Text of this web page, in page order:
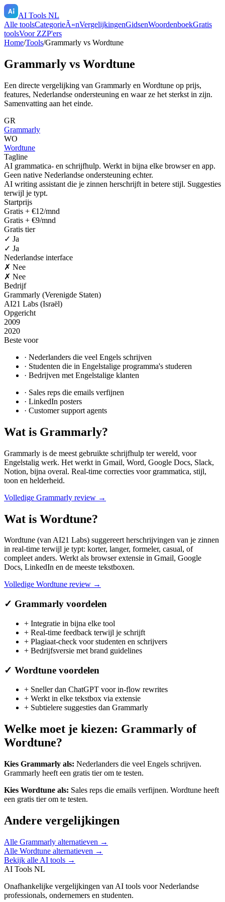
AI Tools NL
Alle toolsCategorieÃ«nVergelijkingenGidsenWoordenboekGratis
toolsVoor ZZP'ers
Home/Tools/Grammarly vs Wordtune
Grammarly vs Wordtune
Een directe vergelijking van Grammarly en Wordtune op prijs,
features, Nederlandse ondersteuning en waar ze het sterkst in zijn.
Samenvatting aan het einde.
GR
Grammarly
WO
Wordtune
Tagline
AI grammatica- en schrijfhulp. Werkt in bijna elke browser en app.
Geen native Nederlandse ondersteuning echter.
AI writing assistant die je zinnen herschrijft in betere stijl. Suggesties
terwijl je typt.
Startprijs
Gratis + €12/mnd
Gratis + €9/mnd
Gratis tier
✓ Ja
✓ Ja
Nederlandse interface
✗ Nee
✗ Nee
Bedrijf
Grammarly (Verenigde Staten)
AI21 Labs (Israël)
Opgericht
2009
2020
Beste voor
· Nederlanders die veel Engels schrijven
· Studenten die in Engelstalige programma's studeren
· Bedrijven met Engelstalige klanten
· Sales reps die emails verfijnen
· LinkedIn posters
· Customer support agents
Wat is Grammarly?
Grammarly is de meest gebruikte schrijfhulp ter wereld, voor
Engelstalig werk. Het werkt in Gmail, Word, Google Docs, Slack,
Notion, bijna overal. Real-time correcties voor grammatica, stijl,
toon en helderheid.
Volledige Grammarly review →
Wat is Wordtune?
Wordtune (van AI21 Labs) suggereert herschrijvingen van je zinnen
in real-time terwijl je typt: korter, langer, formeler, casual, of
compleet anders. Werkt als browser extensie in Gmail, Google
Docs, LinkedIn en de meeste tekstboxen.
Volledige Wordtune review →
✓ Grammarly voordelen
+ Integratie in bijna elke tool
+ Real-time feedback terwijl je schrijft
+ Plagiaat-check voor studenten en schrijvers
+ Bedrijfsversie met brand guidelines
✓ Wordtune voordelen
+ Sneller dan ChatGPT voor in-flow rewrites
+ Werkt in elke tekstbox via extensie
+ Subtielere suggesties dan Grammarly
Welke moet je kiezen: Grammarly of
Wordtune?
Kies Grammarly als: Nederlanders die veel Engels schrijven.
Grammarly heeft een gratis tier om te testen.
Kies Wordtune als: Sales reps die emails verfijnen. Wordtune heeft
een gratis tier om te testen.
Andere vergelijkingen
Alle Grammarly alternatieven →
Alle Wordtune alternatieven →
Bekijk alle AI tools →
AI Tools NL
Onafhankelijke vergelijkingen van AI tools voor Nederlandse
professionals, ondernemers en studenten.